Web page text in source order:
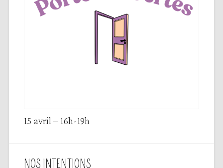
15 avril – 16h-19h
NOS INTENTIONS